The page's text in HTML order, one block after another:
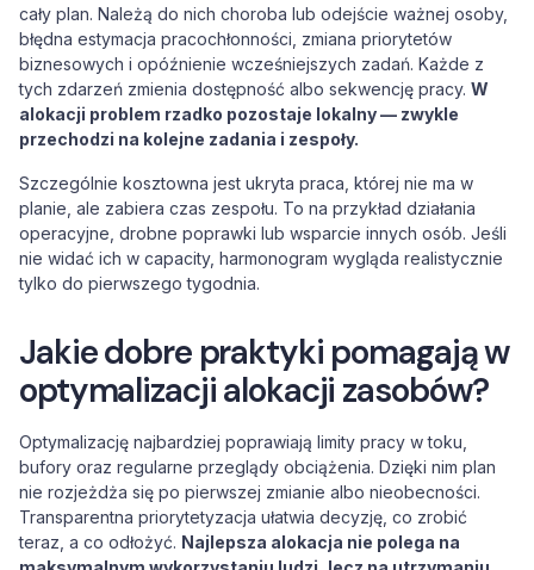
cały plan. Należą do nich choroba lub odejście ważnej osoby,
błędna estymacja pracochłonności, zmiana priorytetów
biznesowych i opóźnienie wcześniejszych zadań. Każde z
tych zdarzeń zmienia dostępność albo sekwencję pracy. W
alokacji problem rzadko pozostaje lokalny — zwykle
przechodzi na kolejne zadania i zespoły.
Szczególnie kosztowna jest ukryta praca, której nie ma w
planie, ale zabiera czas zespołu. To na przykład działania
operacyjne, drobne poprawki lub wsparcie innych osób. Jeśli
nie widać ich w capacity, harmonogram wygląda realistycznie
tylko do pierwszego tygodnia.
Jakie dobre praktyki pomagają w
optymalizacji alokacji zasobów?
Optymalizację najbardziej poprawiają limity pracy w toku,
bufory oraz regularne przeglądy obciążenia. Dzięki nim plan
nie rozjeżdża się po pierwszej zmianie albo nieobecności.
Transparentna priorytetyzacja ułatwia decyzję, co zrobić
teraz, a co odłożyć. Najlepsza alokacja nie polega na